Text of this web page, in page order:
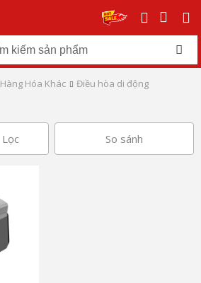
Hàng Hóa Khác Điều hòa di động
Lọc So sánh